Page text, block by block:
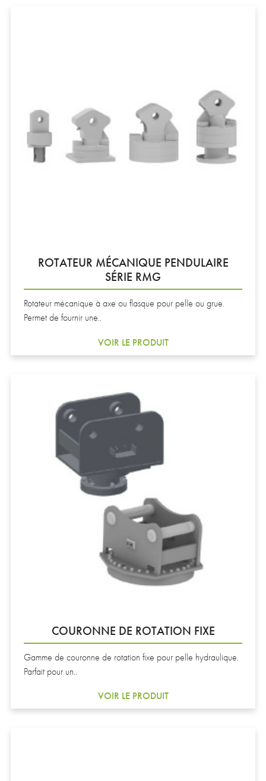
ROTATEUR MÉCANIQUE PENDULAIRE
SÉRIE RMG
Rotateur mécanique à axe ou flasque pour pelle ou grue.
Permet de fournir une..
VOIR LE PRODUIT
COURONNE DE ROTATION FIXE
Gamme de couronne de rotation fixe pour pelle hydraulique.
Parfait pour un..
VOIR LE PRODUIT